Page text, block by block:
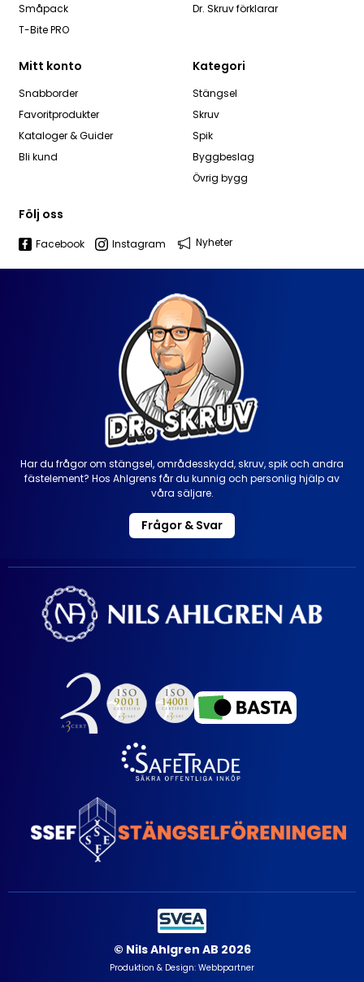
Småpack
T-Bite PRO
Dr. Skruv förklarar
Mitt konto
Snabborder
Favoritprodukter
Kataloger & Guider
Bli kund
Följ oss
Facebook Instagram Nyheter
Kategori
Stängsel
Skruv
Spik
Byggbeslag
Övrig bygg
Har du frågor om stängsel, områdesskydd, skruv, spik och andra
fästelement? Hos Ahlgrens får du kunnig och personlig hjälp av
våra säljare.
Frågor & Svar
© Nils Ahlgren AB 2026
Produktion & Design: Webbpartner